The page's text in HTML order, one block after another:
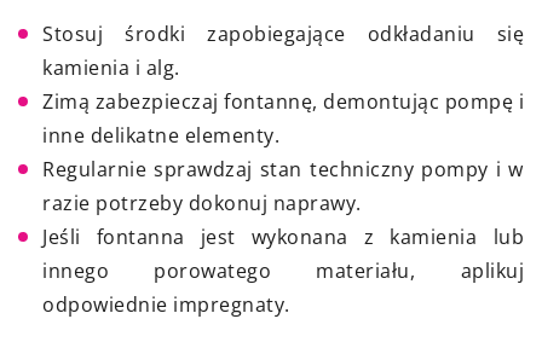
Stosuj środki zapobiegające odkładaniu się
kamienia i alg.
Zimą zabezpieczaj fontannę, demontując pompę i
inne delikatne elementy.
Regularnie sprawdzaj stan techniczny pompy i w
razie potrzeby dokonuj naprawy.
Jeśli fontanna jest wykonana z kamienia lub
innego porowatego materiału, aplikuj
odpowiednie impregnaty.